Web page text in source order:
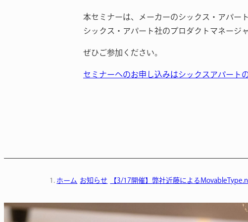
本セミナーは、メーカーのシックス・アパー
シックス・アパート社のプロダクトマネージ
ぜひご参加ください。
セミナーへのお申し込みはシックスアパート
ホーム お知らせ 【3/17開催】弊社近藤による